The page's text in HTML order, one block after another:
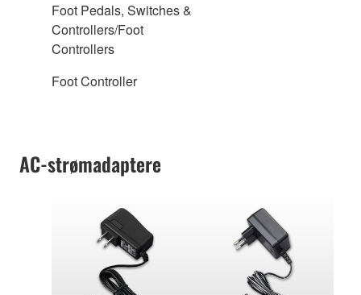
Foot Pedals, Switches &
Controllers/Foot
Controllers
Foot Controller
AC-strømadaptere